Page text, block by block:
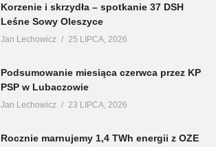
Korzenie i skrzydła – spotkanie 37 DSH
Leśne Sowy Oleszyce
Jan Lechowicz 25 LIPCA, 2026
Podsumowanie miesiąca czerwca przez KP
PSP w Lubaczowie
Jan Lechowicz 23 LIPCA, 2026
Rocznie marnujemy 1,4 TWh energii z OZE